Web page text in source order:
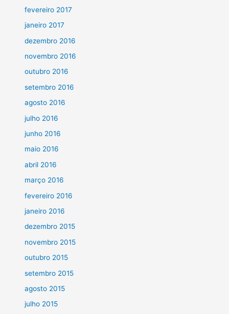
fevereiro 2017
janeiro 2017
dezembro 2016
novembro 2016
outubro 2016
setembro 2016
agosto 2016
julho 2016
junho 2016
maio 2016
abril 2016
março 2016
fevereiro 2016
janeiro 2016
dezembro 2015
novembro 2015
outubro 2015
setembro 2015
agosto 2015
julho 2015